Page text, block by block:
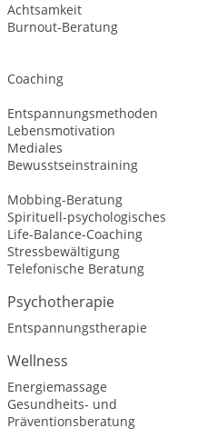
Achtsamkeit
Burnout-Beratung
Coaching
Entspannungsmethoden
Lebensmotivation
Mediales
Bewusstseinstraining
Mobbing-Beratung
Spirituell-psychologisches
Life-Balance-Coaching
Stressbewältigung
Telefonische Beratung
Psychotherapie
Entspannungstherapie
Wellness
Energiemassage
Gesundheits- und
Präventionsberatung